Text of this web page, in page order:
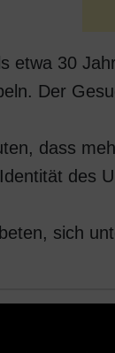
etwa 30
Der
dass
des
sich